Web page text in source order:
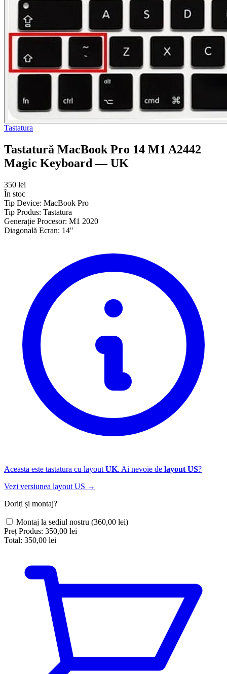
Tastatura
Tastatură MacBook Pro 14 M1 A2442
Magic Keyboard — UK
350 lei
În stoc
Tip Device: MacBook Pro
Tip Produs: Tastatura
Generație Procesor: M1 2020
Diagonală Ecran: 14"
Aceasta este tastatura cu layout UK. Ai nevoie de layout US?
Vezi versiunea layout US →
Doriți și montaj?
Montaj la sediul nostru (360,00 lei)
Preț Produs: 350,00 lei
Total: 350,00 lei